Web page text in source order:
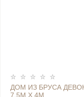
ДОМ ИЗ БРУСА
7.5М Х 4М